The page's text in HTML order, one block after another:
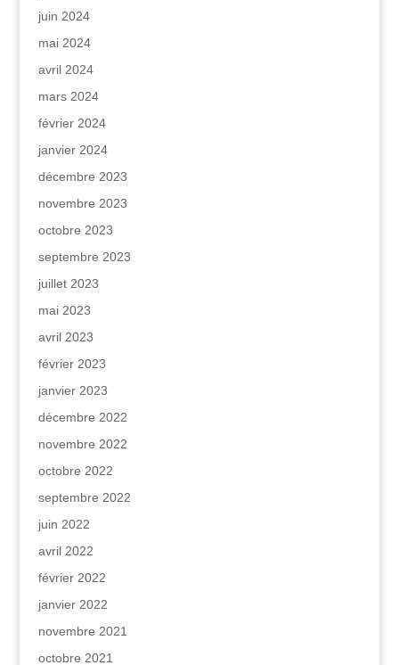
juin 2024
mai 2024
avril 2024
mars 2024
février 2024
janvier 2024
décembre 2023
novembre 2023
octobre 2023
septembre 2023
juillet 2023
mai 2023
avril 2023
février 2023
janvier 2023
décembre 2022
novembre 2022
octobre 2022
septembre 2022
juin 2022
avril 2022
février 2022
janvier 2022
novembre 2021
octobre 2021